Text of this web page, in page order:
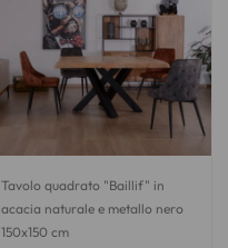
Tavolo quadrato "Baillif" in
acacia naturale e metallo nero
150x150 cm